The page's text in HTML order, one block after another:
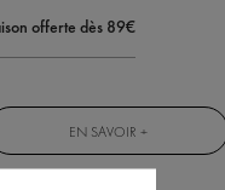
offerte dès 89€
EN SAVOIR +